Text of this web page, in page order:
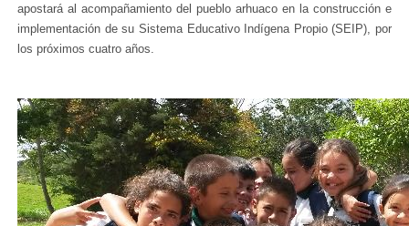
apostará al acompañamiento del pueblo arhuaco en la construcción e
implementación de su Sistema Educativo Indígena Propio (SEIP), por
los próximos cuatro años.